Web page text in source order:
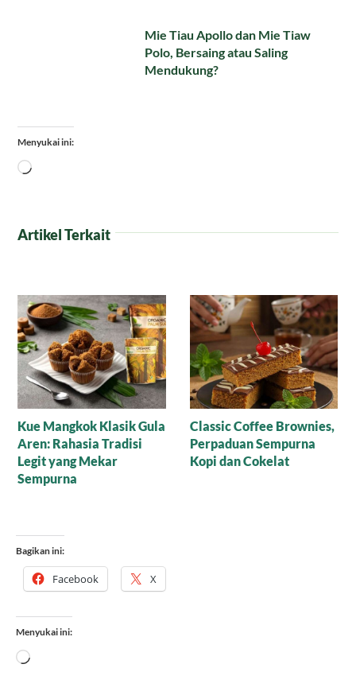
Mie Tiau Apollo dan Mie Tiaw
Polo, Bersaing atau Saling
Mendukung?
Menyukai ini:
Memuat...
Artikel Terkait
Resep Nagasari Tape,
Peluang Bisnis
Menggiurkan!
Mana yang Lebih Bagus
untuk Baking: Gula Aren
Cair Organik atau Versi
Bagikan ini:
Facebook X
Menyukai ini:
Memuat...